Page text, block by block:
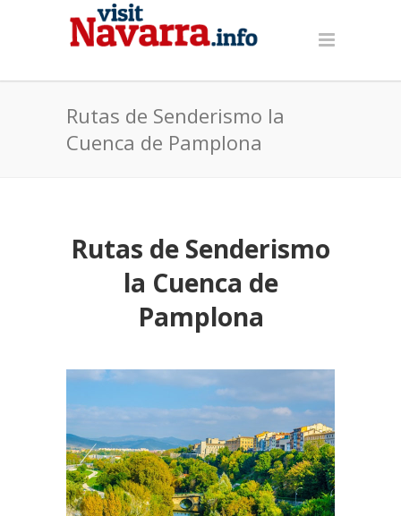
Rutas de Senderismo la
Cuenca de Pamplona
Rutas de Senderismo
la Cuenca de
Pamplona